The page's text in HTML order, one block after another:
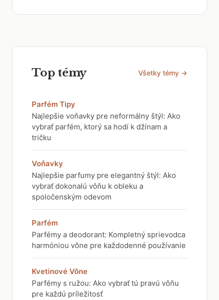
Top témy Všetky témy →
Parfém Tipy
Najlepšie voňavky pre neformálny štýl: Ako
vybrať parfém, ktorý sa hodí k džínam a
tričku
Voňavky
Najlepšie parfumy pre elegantný štýl: Ako
vybrať dokonalú vôňu k obleku a
spoločenským odevom
Parfém
Parfémy a deodorant: Kompletný sprievodca
harmóniou vône pre každodenné používanie
Kvetinové Vône
Parfémy s ružou: Ako vybrať tú pravú vôňu
pre každú príležitosť